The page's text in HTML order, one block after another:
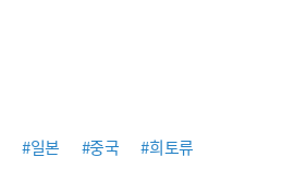
#일본 #중국 #희토류